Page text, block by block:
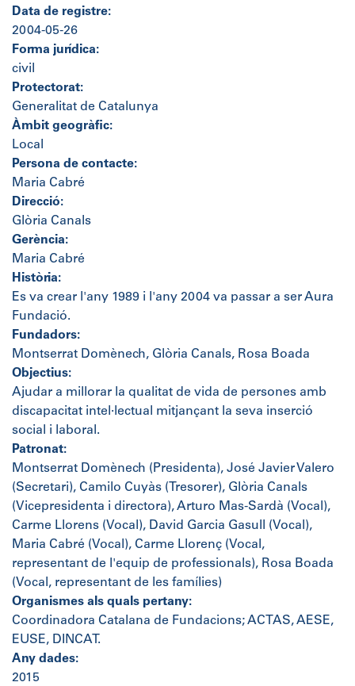
Data de registre:
2004-05-26
Forma jurídica:
civil
Protectorat:
Generalitat de Catalunya
Àmbit geogràfic:
Local
Persona de contacte:
Maria Cabré
Direcció:
Glòria Canals
Gerència:
Maria Cabré
Història:
Es va crear l'any 1989 i l'any 2004 va passar a ser Aura
Fundació.
Fundadors:
Montserrat Domènech, Glòria Canals, Rosa Boada
Objectius:
Ajudar a millorar la qualitat de vida de persones amb
discapacitat intel·lectual mitjançant la seva inserció
social i laboral.
Patronat:
Montserrat Domènech (Presidenta), José Javier Valero
(Secretari), Camilo Cuyàs (Tresorer), Glòria Canals
(Vicepresidenta i directora), Arturo Mas-Sardà (Vocal),
Carme Llorens (Vocal), David Garcia Gasull (Vocal),
Maria Cabré (Vocal), Carme Llorenç (Vocal,
representant de l'equip de professionals), Rosa Boada
(Vocal, representant de les famílies)
Organismes als quals pertany:
Coordinadora Catalana de Fundacions; ACTAS, AESE,
EUSE, DINCAT.
Any dades:
2015